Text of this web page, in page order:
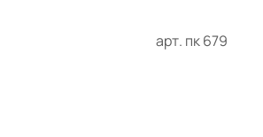
арт. пк 679